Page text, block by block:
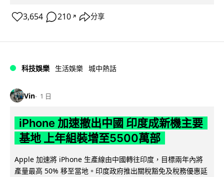
3,654 210 ↗ 分享
科技娛樂 生活娛樂 城中熱話
Vin 1 日
iPhone 加速撤出中國 印度成新機主要
基地 上年組裝增至5500萬部
Apple 加速將 iPhone 生產線由中國轉往印度，目標兩年內將
產量最高 50% 移至當地。印度政府推出關稅豁免及稅務優惠延